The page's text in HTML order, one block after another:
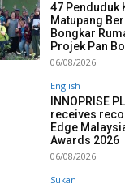
47 Penduduk
Matupang
Bongkar
Projek Pan
06/08/2026
English
INNOPRISE
receives
Edge
Awards 2026
06/08/2026
Sukan